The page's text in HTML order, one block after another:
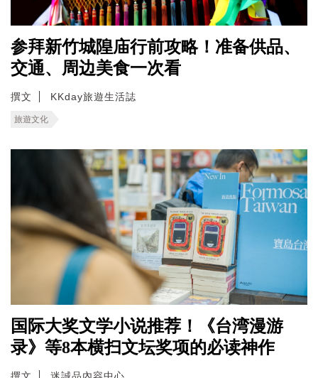
参拜新竹城隍庙行前攻略！准备供品、
交通、周边美食一次看
撰文 KKday旅遊生活誌
旅遊文化
国际大奖文学小说推荐！《台湾漫游
录》等8本横扫文坛奖项的必读神作
撰文 迷誠品內容中心